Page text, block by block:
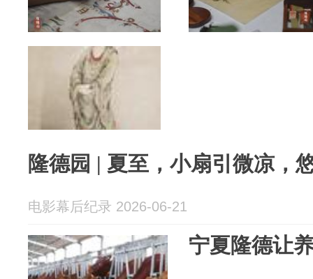
隆德园 | 夏至，小扇引微凉，
电影幕后纪录 2026-06-21
宁夏隆德让